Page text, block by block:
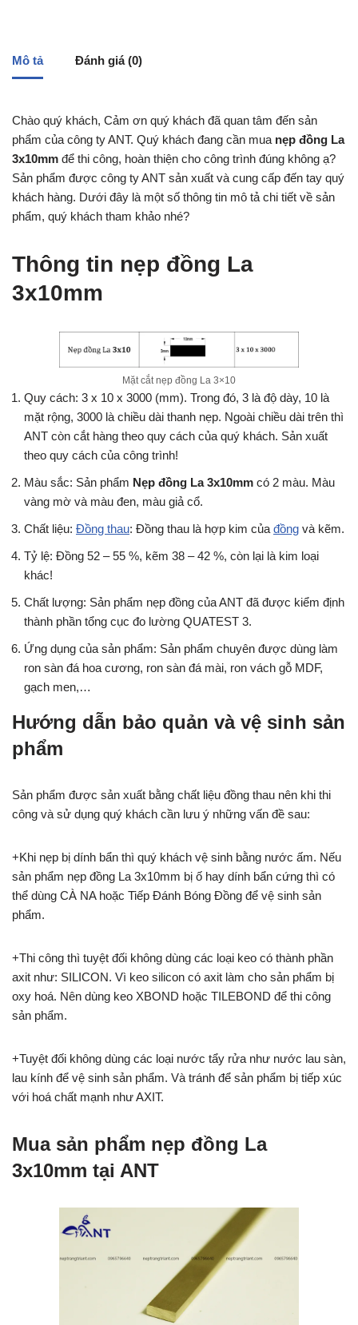
Mô tả Đánh giá (0)
Chào quý khách, Cảm ơn quý khách đã quan tâm đến sản
phẩm của công ty ANT. Quý khách đang cần mua nẹp đồng La
3x10mm để thi công, hoàn thiện cho công trình đúng không ạ?
Sản phẩm được công ty ANT sản xuất và cung cấp đến tay quý
khách hàng. Dưới đây là một số thông tin mô tả chi tiết về sản
phẩm, quý khách tham khảo nhé?
Thông tin nẹp đồng La
3x10mm
Mặt cắt nẹp đồng La 3×10
Quy cách: 3 x 10 x 3000 (mm). Trong đó, 3 là độ dày, 10 là
mặt rộng, 3000 là chiều dài thanh nẹp. Ngoài chiều dài trên thì
ANT còn cắt hàng theo quy cách của quý khách. Sản xuất
theo quy cách của công trình!
Màu sắc: Sản phẩm Nẹp đồng La 3x10mm có 2 màu. Màu
vàng mờ và màu đen, màu giả cổ.
Chất liệu: Đồng thau: Đồng thau là hợp kim của đồng và kẽm.
Tỷ lệ: Đồng 52 – 55 %, kẽm 38 – 42 %, còn lại là kim loại
khác!
Chất lượng: Sản phẩm nẹp đồng của ANT đã được kiểm định
thành phần tổng cục đo lường QUATEST 3.
Ứng dụng của sản phẩm: Sản phẩm chuyên được dùng làm
ron sàn đá hoa cương, ron sàn đá mài, ron vách gỗ MDF,
gạch men,…
Hướng dẫn bảo quản và vệ sinh sản
phẩm
Sản phẩm được sản xuất bằng chất liệu đồng thau nên khi thi
công và sử dụng quý khách cần lưu ý những vấn đề sau:
+Khi nẹp bị dính bẩn thì quý khách vệ sinh bằng nước ấm. Nếu
sản phẩm nẹp đồng La 3x10mm bị ố hay dính bẩn cứng thì có
thể dùng CÀ NA hoặc Tiếp Đánh Bóng Đồng để vệ sinh sản
phẩm.
+Thi công thì tuyệt đối không dùng các loại keo có thành phần
axit như: SILICON. Vì keo silicon có axit làm cho sản phẩm bị
oxy hoá. Nên dùng keo XBOND hoặc TILEBOND để thi công
sản phẩm.
+Tuyệt đối không dùng các loại nước tẩy rửa như nước lau sàn,
lau kính để vệ sinh sản phẩm. Và tránh để sản phẩm bị tiếp xúc
với hoá chất mạnh như AXIT.
Mua sản phẩm nẹp đồng La
3x10mm tại ANT